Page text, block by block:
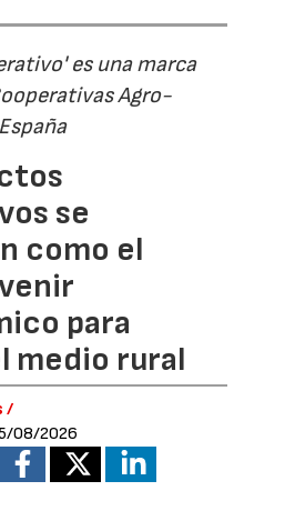
es una marca
Agro-
se
como el
para
medio rural
/
08/2026